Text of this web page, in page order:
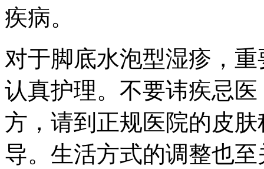
疾病。
对于脚底水泡型湿疹，
认真护理。不要讳疾忌
方，请到正规医院的皮
导。生活方式的调整也